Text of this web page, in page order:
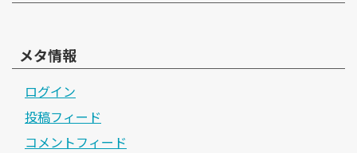
メタ情報
ログイン
投稿フィード
コメントフィード